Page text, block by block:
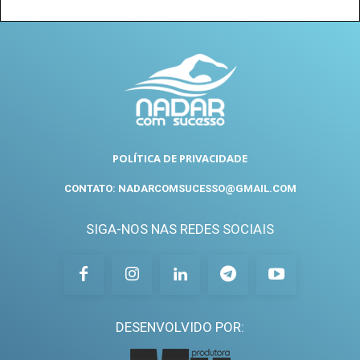
POLÍTICA DE PRIVACIDADE
CONTATO: NADARCOMSUCESSO@GMAIL.COM
SIGA-NOS NAS REDES SOCIAIS
DESENVOLVIDO POR: